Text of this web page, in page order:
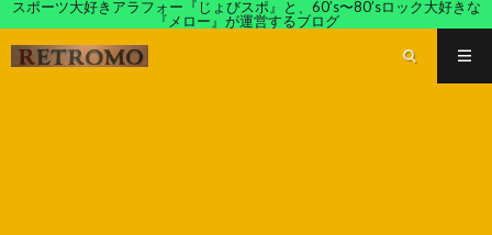
スポーツ大好きアラフォー『じょびスポ』と、60’s〜80’sロック大好きな
『メロー』が運営するブログ